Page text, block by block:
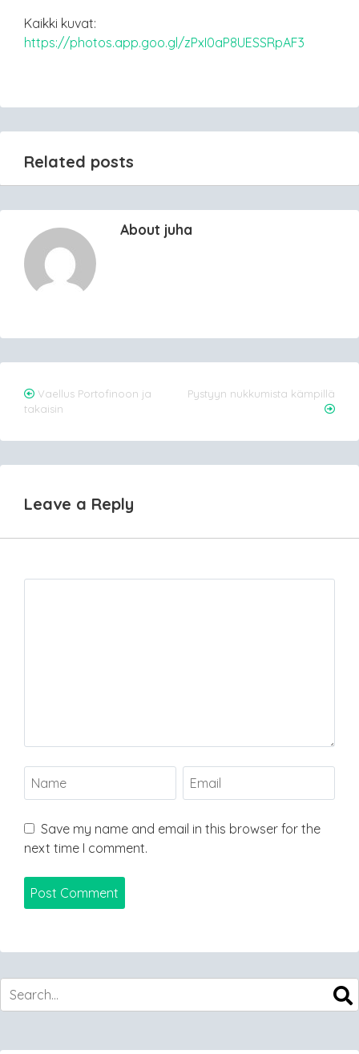
Kaikki kuvat:
https://photos.app.goo.gl/zPxI0aP8UESSRpAF3
Related posts
About juha
Post
navigation
Vaellus Portofinoon ja
takaisin
Pystyyn nukkumista kämpillä
Leave a Reply
Save my name and email in this browser for the
next time I comment.